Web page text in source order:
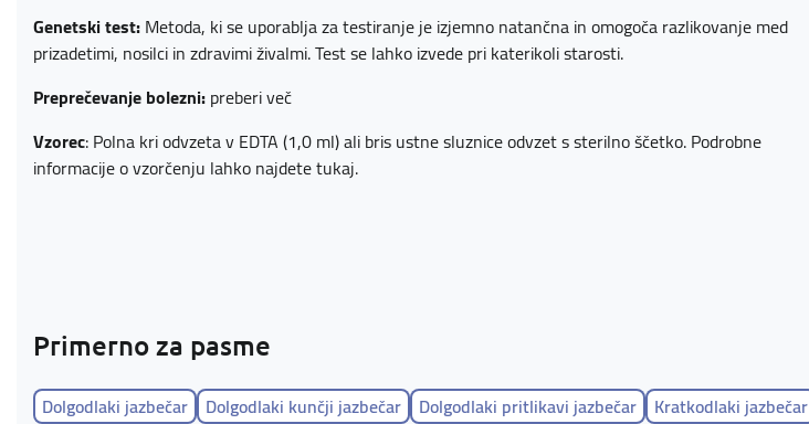
Genetski test:Metoda, ki se uporablja za testiranje je izjemno natančna in omogoča razlikovanje med
prizadetimi, nosilci in zdravimi živalmi. Test se lahko izvede pri katerikoli starosti.
Preprečevanje bolezni:preberi več
Vzorec: Polna kri odvzeta v EDTA (1,0 ml) ali bris ustne sluznice odvzet s sterilno ščetko. Podrobne
informacije o vzorčenju lahko najdetetukaj.
Primerno za pasme
Dolgodlaki jazbečar Dolgodlaki kunčji jazbečar Dolgodlaki pritlikavi jazbečar Kratkodlaki jazbečar